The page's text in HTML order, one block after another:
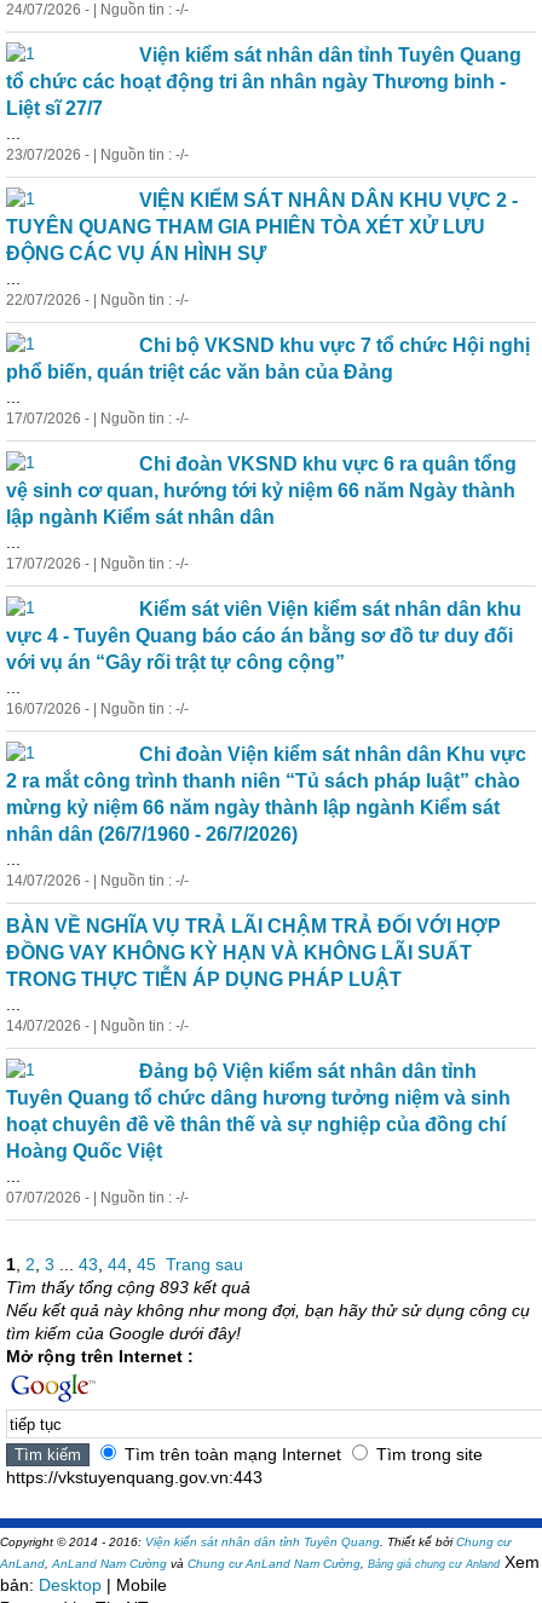
24/07/2026 - | Nguồn tin : -/-
Viện kiểm sát nhân dân tỉnh Tuyên Quang
tổ chức các hoạt động tri ân nhân ngày Thương binh -
Liệt sĩ 27/7
23/07/2026 - | Nguồn tin : -/-
VIỆN KIỂM SÁT NHÂN DÂN KHU VỰC 2 -
TUYÊN QUANG THAM GIA PHIÊN TÒA XÉT XỬ LƯU
ĐỘNG CÁC VỤ ÁN HÌNH SỰ
22/07/2026 - | Nguồn tin : -/-
Chi bộ VKSND khu vực 7 tổ chức Hội nghị
phổ biến, quán triệt các văn bản của Đảng
17/07/2026 - | Nguồn tin : -/-
Chi đoàn VKSND khu vực 6 ra quân tổng
vệ sinh cơ quan, hướng tới kỷ niệm 66 năm Ngày thành
lập ngành Kiểm sát nhân dân
17/07/2026 - | Nguồn tin : -/-
Kiểm sát viên Viện kiểm sát nhân dân khu
vực 4 - Tuyên Quang báo cáo án bằng sơ đồ tư duy đối
với vụ án “Gây rối trật tự công cộng”
16/07/2026 - | Nguồn tin : -/-
Chi đoàn Viện kiểm sát nhân dân Khu vực
2 ra mắt công trình thanh niên “Tủ sách pháp luật” chào
mừng kỷ niệm 66 năm ngày thành lập ngành Kiểm sát
nhân dân (26/7/1960 - 26/7/2026)
14/07/2026 - | Nguồn tin : -/-
BÀN VỀ NGHĨA VỤ TRẢ LÃI CHẬM TRẢ ĐỐI VỚI HỢP
ĐỒNG VAY KHÔNG KỲ HẠN VÀ KHÔNG LÃI SUẤT
TRONG THỰC TIỄN ÁP DỤNG PHÁP LUẬT
14/07/2026 - | Nguồn tin : -/-
Đảng bộ Viện kiểm sát nhân dân tỉnh
Tuyên Quang tổ chức dâng hương tưởng niệm và sinh
hoạt chuyên đề về thân thế và sự nghiệp của đồng chí
Hoàng Quốc Việt
07/07/2026 - | Nguồn tin : -/-
1 2 3 43 44 45 Trang sau
Tìm thấy tổng cộng 893 kết quả
Nếu kết quả này không như mong đợi, bạn hãy thử sử dụng công cụ
tìm kiếm của Google dưới đây!
Mở rộng trên Internet :
Tìm trên toàn mạng Internet
Tìm trong site
https://vkstuyenquang.gov.vn:443
Copyright © 2014 - 2016: Viện kiển sát nhân dân tỉnh Tuyên Quang Thiết kế bởiChung cư
AnLand AnLand Nam Cường và Chung cư AnLand Nam Cường Bảng giá chung cư AnlandXem
bản: Desktop | Mobile